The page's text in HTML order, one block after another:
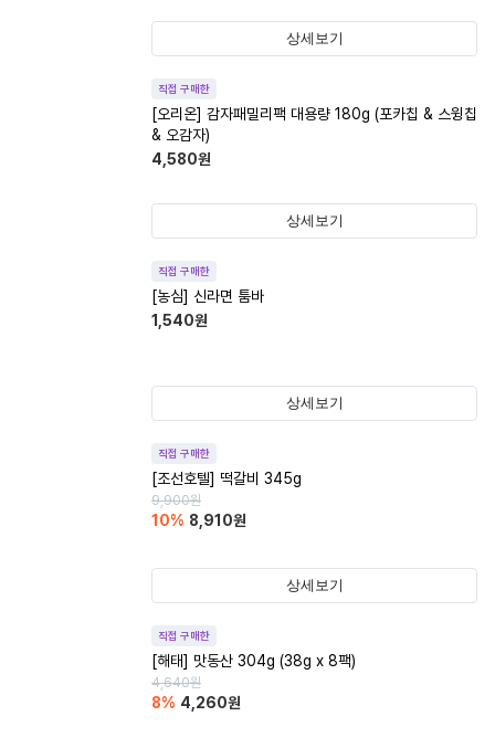
상세보기
직접 구매한
[오리온] 감자패밀리팩 대용량 180g (포카칩 & 스윙칩
& 오감자)
4,580원
상세보기
직접 구매한
[농심] 신라면 툼바
1,540원
상세보기
직접 구매한
[조선호텔] 떡갈비 345g
9,900원
10% 8,910원
상세보기
직접 구매한
[해태] 맛동산 304g (38g x 8팩)
4,640원
8% 4,260원